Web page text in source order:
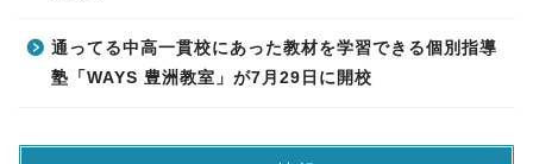
通ってる中高一貫校にあった教材を学習できる個別指導
塾「WAYS 豊洲教室」が7月29日に開校